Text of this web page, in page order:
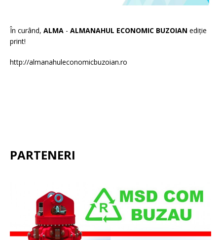
În curând, ALMA - ALMANAHUL ECONOMIC BUZOIAN ediție
print!
http://almanahuleconomicbuzoian.ro
PARTENERI